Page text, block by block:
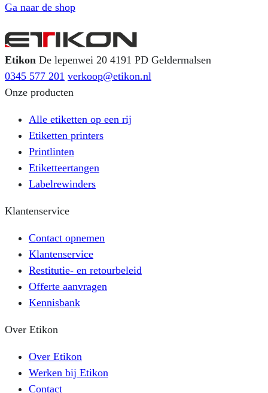
Ga naar de shop
Etikon De lepenwei 20 4191 PD Geldermalsen
0345 577 201 verkoop@etikon.nl
Onze producten
Alle etiketten op een rij
Etiketten printers
Printlinten
Etiketteertangen
Labelrewinders
Klantenservice
Contact opnemen
Klantenservice
Restitutie- en retourbeleid
Offerte aanvragen
Kennisbank
Over Etikon
Over Etikon
Werken bij Etikon
Contact